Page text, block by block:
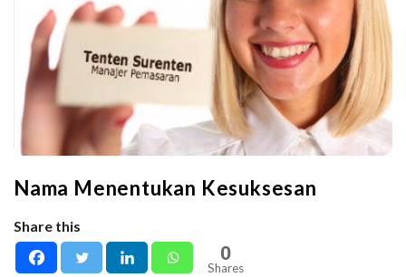
Nama Menentukan Kesuksesan
Share this
0
Shares